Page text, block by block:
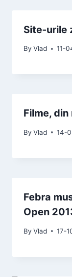
Site-urile
By Vlad 11-
Filme, din
By Vlad 14-
Febra
Open
By Vlad 17-